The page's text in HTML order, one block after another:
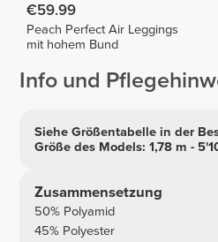
€59.99
Peach Perfect Air Leggings
mit hohem Bund
Info und
Siehe Größentabelle in der
Größe des Models: 1,78 m -
Zusammensetzung
50% Polyamid
45% Polyester